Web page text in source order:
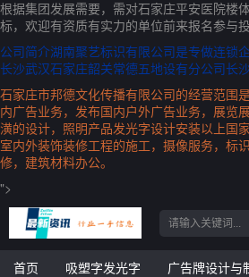
根据集团发展需要，需对石家庄平安医院楼
标，欢迎有资质有实力的单位前来报名参与
公司简介湖南聚艺标识有限公司是专做连锁
长沙武汉石家庄韶关常德五地设有分公司长沙
石家庄市邦德文化传播有限公司的经营范围
内广告业务，发布国内户外广告业务，展览
潢的设计，照明产品发光字设计安装以上国
室内外装饰装修工程的施工，摄像服务，标
修，建筑材料办公。
">
首页 吸塑字发光字 广告牌设计与